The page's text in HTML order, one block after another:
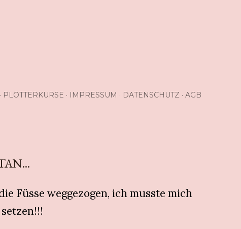
PLOTTERKURSE IMPRESSUM DATENSCHUTZ AGB
Füsse weggezogen, ich musste mich
setzen!!!